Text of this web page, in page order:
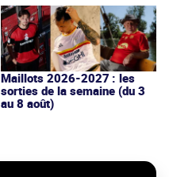
Maillots 2026-2027 : les
sorties de la semaine (du 3
au 8 août)